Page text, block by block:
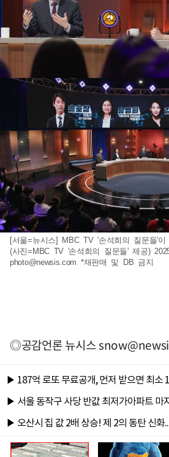
[서울=뉴시스] MBC TV '손석희의 질문들'
(사진=MBC TV '손석희의 질문들' 제공)
photo@newsis.com *재판매 및 DB 금지
◎공감언론 뉴시스